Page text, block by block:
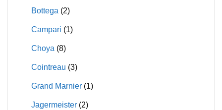
Bottega (2)
Campari (1)
Choya (8)
Cointreau (3)
Grand Marnier (1)
Jagermeister (2)